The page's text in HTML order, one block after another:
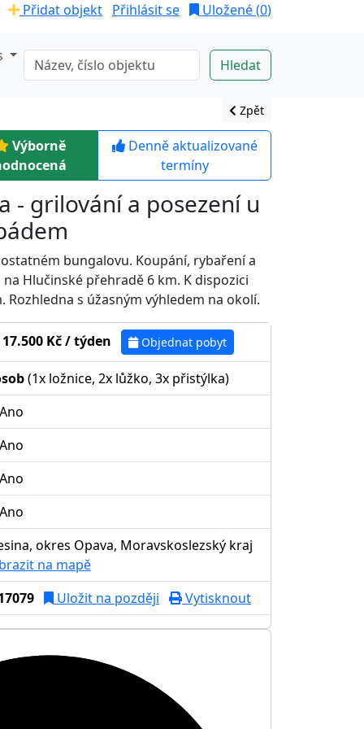
Přidat objekt Přihlásit se Uložené (0)
Zpět
Výborně
Denně aktualizované
termíny
- grilování a posezení u
bungalovu. Koupání, rybaření a
Hlučinské přehradě 6 km. K dispozici
Rozhledna s úžasným výhledem na okolí.
Kč / týden Objednat pobyt
(1x ložnice, 2x lůžko, 3x přistýlka)
okres Opava, Moravskoslezský kraj
na mapě
Uložit na později Vytisknout